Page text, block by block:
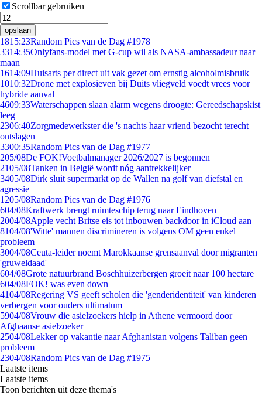
Scrollbar gebruiken
opslaan
1815:23Random Pics van de Dag #1978
3314:35Onlyfans-model met G-cup wil als NASA-ambassadeur naar
maan
1614:09Huisarts per direct uit vak gezet om ernstig alcoholmisbruik
1010:32Drone met explosieven bij Duits vliegveld voedt vrees voor
hybride aanval
4609:33Waterschappen slaan alarm wegens droogte: Gereedschapskist
leeg
2306:40Zorgmedewerkster die 's nachts haar vriend bezocht terecht
ontslagen
3300:35Random Pics van de Dag #1977
205/08De FOK!Voetbalmanager 2026/2027 is begonnen
2105/08Tanken in België wordt nóg aantrekkelijker
3405/08Dirk sluit supermarkt op de Wallen na golf van diefstal en
agressie
1205/08Random Pics van de Dag #1976
604/08Kraftwerk brengt ruimteschip terug naar Eindhoven
2004/08Apple vecht Britse eis tot inbouwen backdoor in iCloud aan
8104/08'Witte' mannen discrimineren is volgens OM geen enkel
probleem
3004/08Ceuta-leider noemt Marokkaanse grensaanval door migranten
'gruweldaad'
604/08Grote natuurbrand Boschhuizerbergen groeit naar 100 hectare
604/08FOK! was even down
4104/08Regering VS geeft scholen die 'genderidentiteit' van kinderen
verbergen voor ouders ultimatum
5904/08Vrouw die asielzoekers hielp in Athene vermoord door
Afghaanse asielzoeker
2504/08Lekker op vakantie naar Afghanistan volgens Taliban geen
probleem
2304/08Random Pics van de Dag #1975
Laatste items
Laatste items
Toon berichten uit deze thema's